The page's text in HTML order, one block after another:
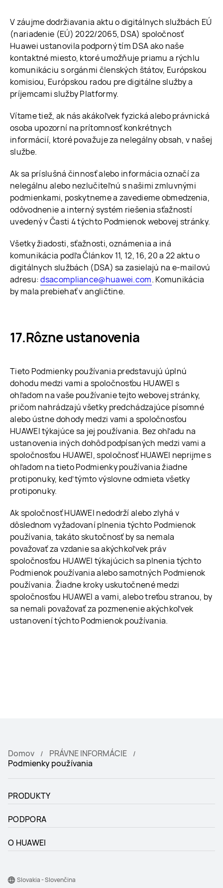
V záujme dodržiavania aktu o digitálnych službách EÚ
(nariadenie (EÚ) 2022/2065, DSA) spoločnosť
Huawei ustanovila podporný tím DSA ako naše
kontaktné miesto, ktoré umožňuje priamu a rýchlu
komunikáciu s orgánmi členských štátov, Európskou
komisiou, Európskou radou pre digitálne služby a
príjemcami služby Platformy.
Vítame tiež, ak nás akákoľvek fyzická alebo právnická
osoba upozorní na prítomnosť konkrétnych
informácií, ktoré považuje za nelegálny obsah, v našej
službe.
Ak sa príslušná činnosť alebo informácia označí za
nelegálnu alebo nezlučiteľnú s našimi zmluvnými
podmienkami, poskytneme a zavedieme obmedzenia,
odôvodnenie a interný systém riešenia sťažností
uvedený v Časti 4 týchto Podmienok webovej stránky.
Všetky žiadosti, sťažnosti, oznámenia a iná
komunikácia podľa Článkov 11, 12, 16, 20 a 22 aktu o
digitálnych službách (DSA) sa zasielajú na e-mailovú
adresu:dsacompliance@huawei.com. Komunikácia
by mala prebiehať v angličtine.
Rôzne ustanovenia
Tieto Podmienky používania predstavujú úplnú
dohodu medzi vami a spoločnosťou HUAWEI s
ohľadom na vaše používanie tejto webovej stránky,
pričom nahrádzajú všetky predchádzajúce písomné
alebo ústne dohody medzi vami a spoločnosťou
HUAWEI týkajúce sa jej používania. Bez ohľadu na
ustanovenia iných dohôd podpísaných medzi vami a
spoločnosťou HUAWEI, spoločnosť HUAWEI neprijme s
ohľadom na tieto Podmienky používania žiadne
protiponuky, keď týmto výslovne odmieta všetky
protiponuky.
Ak spoločnosť HUAWEI nedodrží alebo zlyhá v
dôslednom vyžadovaní plnenia týchto Podmienok
používania, takáto skutočnosť by sa nemala
považovať za vzdanie sa akýchkoľvek práv
spoločnosťou HUAWEI týkajúcich sa plnenia týchto
Podmienok používania alebo samotných Podmienok
používania. Žiadne kroky uskutočnené medzi
spoločnosťou HUAWEI a vami, alebo treťou stranou, by
sa nemali považovať za pozmenenie akýchkoľvek
ustanovení týchto Podmienok používania.
Domov
PRÁVNE INFORMÁCIE
Podmienky používania
PRODUKTY
PODPORA
O HUAWEI
Slovakia - Slovenčina